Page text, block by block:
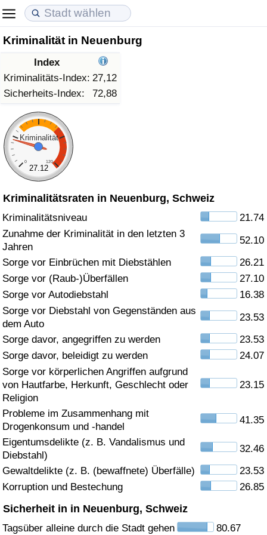
Kriminalität in Neuenburg
Index
Kriminalitäts-Index: 27,12
Sicherheits-Index:
72,88
Kriminalität
0 120
27.12
Kriminalitätsraten in Neuenburg, Schweiz
Kriminalitätsniveau
21.74
Zunahme der Kriminalität in den letzten 3
Jahren
52.10
Sorge vor Einbrüchen mit Diebstählen
26.21
Sorge vor (Raub-)Überfällen
27.10
Sorge vor Autodiebstahl
16.38
Sorge vor Diebstahl von Gegenständen aus
dem Auto
23.53
Sorge davor, angegriffen zu werden
23.53
Sorge davor, beleidigt zu werden
24.07
Sorge vor körperlichen Angriffen aufgrund
von Hautfarbe, Herkunft, Geschlecht oder
Religion
23.15
Probleme im Zusammenhang mit
Drogenkonsum und -handel
41.35
Eigentumsdelikte (z. B. Vandalismus und
Diebstahl)
32.46
Gewaltdelikte (z. B. (bewaffnete) Überfälle)
23.53
Korruption und Bestechung
26.85
Sicherheit in in Neuenburg, Schweiz
Tagsüber alleine durch die Stadt gehen 80.67
Lebenshaltungskosten
Lebenshaltungskosten-Index (aktuell)
Lebenshaltungskosten-Index
Lebenshaltungskosten-Index nach Land
in Akaba
Immobilienpreise
Immobilienpreis-Index (aktuell)
Immobilienpreis-Index
Immobilienpreis-Index nach Land
Lebensqualität
Lebensqualität-Index
Lebensqualität-Index (aktuell)
Lebensqualitätsindex nach Land
Kriminalität
Kriminalitäts-Index (aktuell)
Kriminalitäts-Index
Kriminalitätsindex nach Land
Gesundheitsversorgung
Gesundheitsversorgungs-Index (aktuell)
Gesundheitsversorgungs-Index
Gesundheitsversorgungs-Index nach Land
Umweltverschmutzung
Umweltverschmutzungs-Index (aktuell)
Verschmutzungsindex
Umweltverschmutzungs-Index nach Land
Verkehr